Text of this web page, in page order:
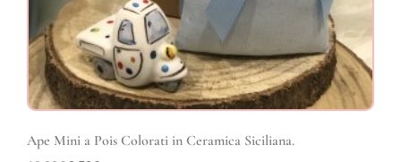
Ape Mini a Pois Colorati in Ceramica Siciliana.